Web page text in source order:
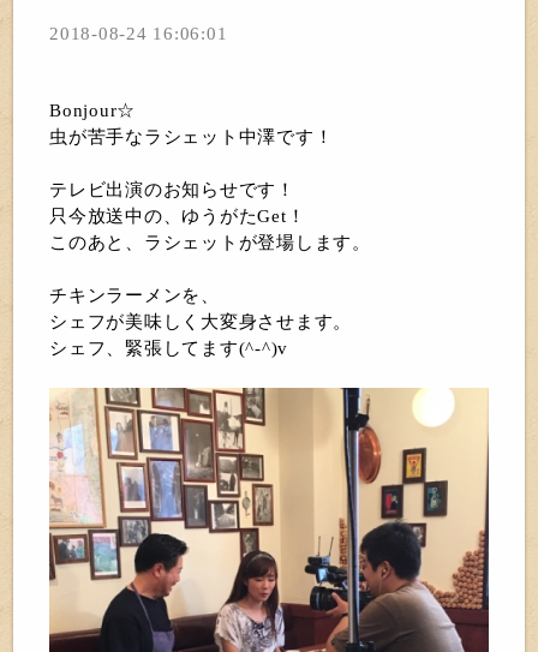
2018-08-24 16:06:01
Bonjour☆
虫が苦手なラシェット中澤です！
テレビ出演のお知らせです！
只今放送中の、ゆうがたGet！
このあと、ラシェットが登場します。
チキンラーメンを、
シェフが美味しく大変身させます。
シェフ、緊張してます(^-^)v